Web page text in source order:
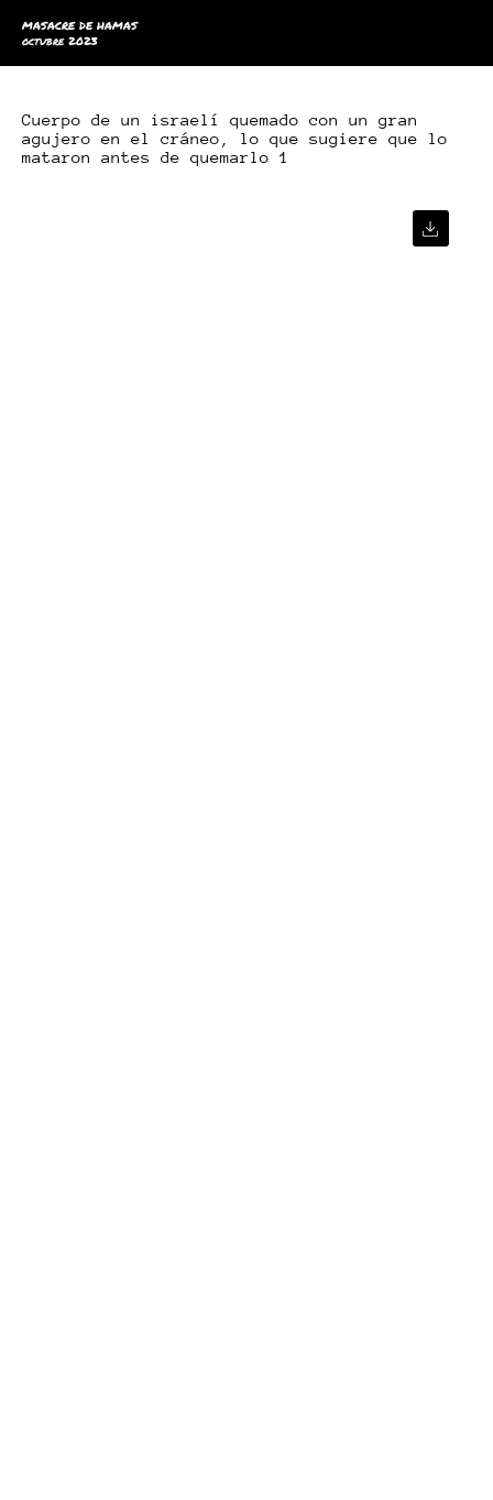
MASACRE DE HAMAS
octubre 2023
Cuerpo de un israelí quemado con un gran
agujero en el cráneo, lo que sugiere que lo
mataron antes de quemarlo 1